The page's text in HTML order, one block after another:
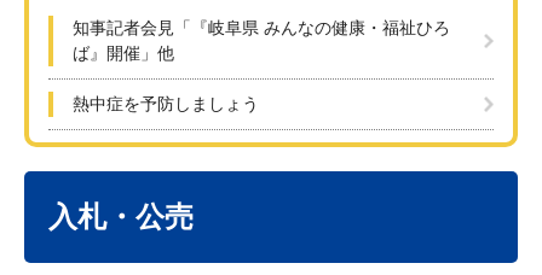
知事記者会見「『岐阜県 みんなの健康・福祉ひろ
ば』開催」他
熱中症を予防しましょう
入札・公売